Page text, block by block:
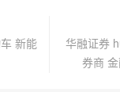
新能
华融证券
券商